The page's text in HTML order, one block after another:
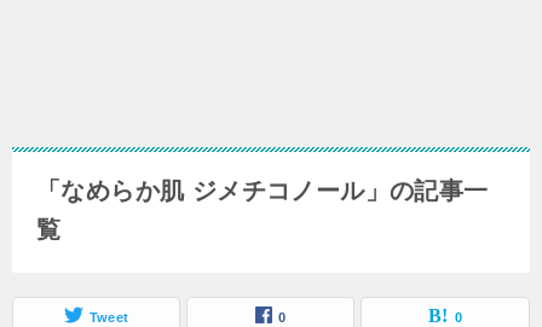
「なめらか肌 ジメチコノール」の記事一
覧
Tweet 0 0